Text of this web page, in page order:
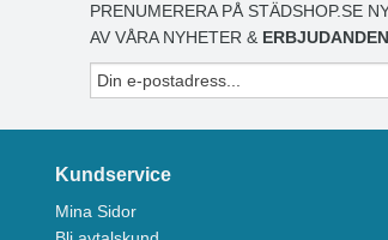
PRENUMERERA PÅ STÄDSHOP.SE
AV VÅRA NYHETER &
Kundservice
Mina Sidor